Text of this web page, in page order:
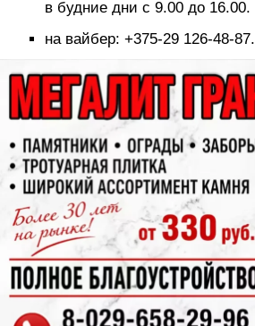
в будние дни с 9.00 до 16.00.
на вайбер: +375-29 126-48-87.